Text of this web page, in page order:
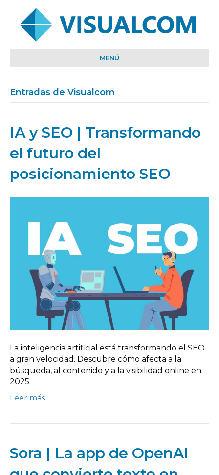
MENÚ
Entradas de Visualcom
IA y SEO | Transformando
el futuro del
posicionamiento SEO
La inteligencia artificial está transformando el SEO
a gran velocidad. Descubre cómo afecta a la
búsqueda, al contenido y a la visibilidad online en
2025.
Leer más
Sora | La app de OpenAI